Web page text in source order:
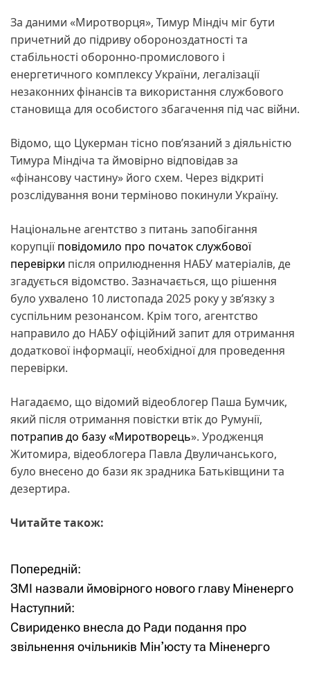
За даними «Миротворця», Тимур Міндіч міг бути
причетний до підриву обороноздатності та
стабільності оборонно-промислового і
енергетичного комплексу України, легалізації
незаконних фінансів та використання службового
становища для особистого збагачення під час війни.
Відомо, що Цукерман тісно пов’язаний з діяльністю
Тимура Міндіча та ймовірно відповідав за
«фінансову частину» його схем. Через відкриті
розслідування вони терміново покинули Україну.
Національне агентство з питань запобігання
корупціїповідомило про початок службової
перевірки після оприлюднення НАБУ матеріалів, де
згадується відомство. Зазначається, що рішення
було ухвалено 10 листопада 2025 року у зв’язку з
суспільним резонансом. Крім того, агентство
направило до НАБУ офіційний запит для отримання
додаткової інформації, необхідної для проведення
перевірки.
Нагадаємо, що відомий відеоблогер Паша Бумчик,
який після отримання повістки втік до Румунії,
потрапив до базу «Миротворець». Уродженця
Житомира, відеоблогера Павла Двуличанського,
було внесено до бази як зрадника Батьківщини та
дезертира.
Читайте також:
Н
а
в
Попередній:
ЗМІ назвали ймовірного нового главу Міненерго
Наступний:
Свириденко внесла до Ради подання про
звільнення очільників Мінʼюсту та Міненерго